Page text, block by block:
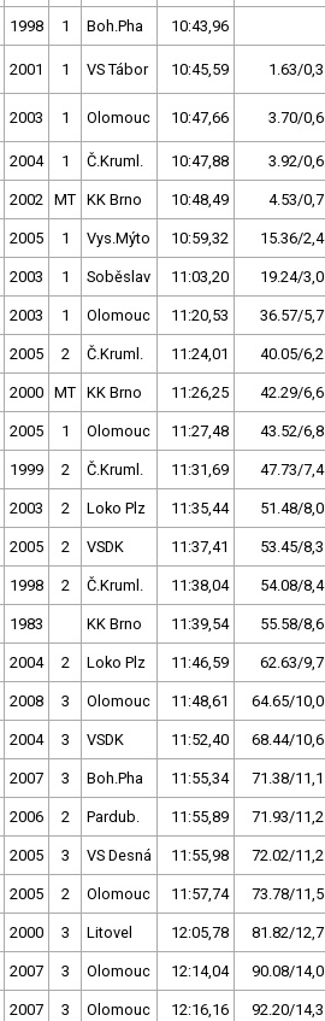
1998 1 Boh.Pha 10:43,96
2001 1 VS Tábor 10:45,59 1.63/0,3
2003 1 Olomouc 10:47,66 3.70/0,6
2004 1 Č.Kruml. 10:47,88 3.92/0,6
2002 MT KK Brno 10:48,49 4.53/0,7
2005 1 Vys.Mýto 10:59,32 15.36/2,4
2003 1 Soběslav 11:03,20 19.24/3,0
2003 1 Olomouc 11:20,53 36.57/5,7
2005 2 Č.Kruml. 11:24,01 40.05/6,2
2000 MT KK Brno 11:26,25 42.29/6,6
2005 1 Olomouc 11:27,48 43.52/6,8
1999 2 Č.Kruml. 11:31,69 47.73/7,4
2003 2 Loko Plz 11:35,44 51.48/8,0
2005 2 VSDK 11:37,41 53.45/8,3
1998 2 Č.Kruml. 11:38,04 54.08/8,4
1983 KK Brno 11:39,54 55.58/8,6
2004 2 Loko Plz 11:46,59 62.63/9,7
2008 3 Olomouc 11:48,61 64.65/10,0
2004 3 VSDK 11:52,40 68.44/10,6
2007 3 Boh.Pha 11:55,34 71.38/11,1
2006 2 Pardub. 11:55,89 71.93/11,2
2005 3 VS Desná 11:55,98 72.02/11,2
2005 2 Olomouc 11:57,74 73.78/11,5
2000 3 Litovel 12:05,78 81.82/12,7
2007 3 Olomouc 12:14,04 90.08/14,0
2007 3 Olomouc 12:16,16 92.20/14,3